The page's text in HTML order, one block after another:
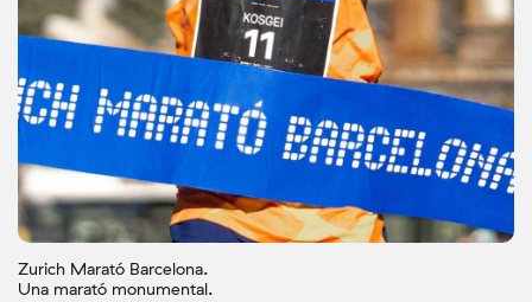
Zurich Marató Barcelona.
Una marató monumental.